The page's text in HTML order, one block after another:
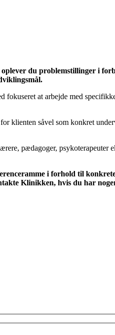
du problemstillinger i
at arbejde med
klienten såvel som konkret
pædagoger, psykoterapeuter
i forhold til
Klinikken, hvis du har